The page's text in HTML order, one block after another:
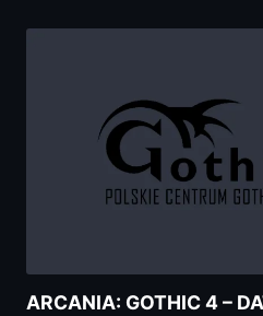
ARCANIA: GOTHIC 4 –